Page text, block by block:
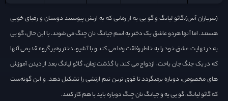
(سربازان آس).گائو لیانگ و گو یی یه از زمانی که به ارتش پیوستند دوستان و رقبای خوبی
هستند. اما آنها هردو عاشق یک دختر به اسم جیانگ نان جِنگ می شوند. با این حال، گو یی
یه در نهایت عشق خود را به خاطر رفاقت رها می کند و با آ شیو، دختر رهبر گروه قدیمی آنها
که در یک جنگ جان باخت، ازدواج می کند. با گذشت زمان، گائو لیانگ بعد از دیدن آموزش
های مخصوص، دوباره برمیگردد تا قوی ترین تیم ارتشی را تشکیل دهد. و این گونه‌ست
که گائو لیانگ، گو یی یه و جیانگ نان جِنگ دوباره باید با هم کار کنند.